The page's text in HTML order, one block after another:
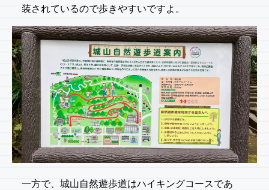
装されているので歩きやすいですよ。
一方で、城山自然遊歩道はハイキングコースであ